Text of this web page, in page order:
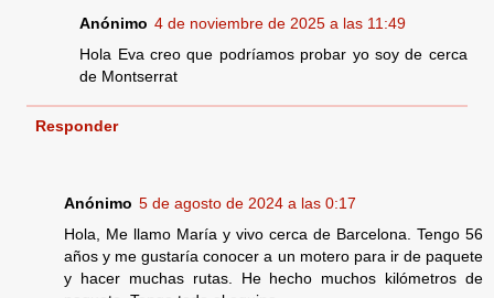
Anónimo 4 de noviembre de 2025 a las 11:49
Hola Eva creo que podríamos probar yo soy de cerca
de Montserrat
Responder
Anónimo 5 de agosto de 2024 a las 0:17
Hola, Me llamo María y vivo cerca de Barcelona. Tengo 56
años y me gustaría conocer a un motero para ir de paquete
y hacer muchas rutas. He hecho muchos kilómetros de